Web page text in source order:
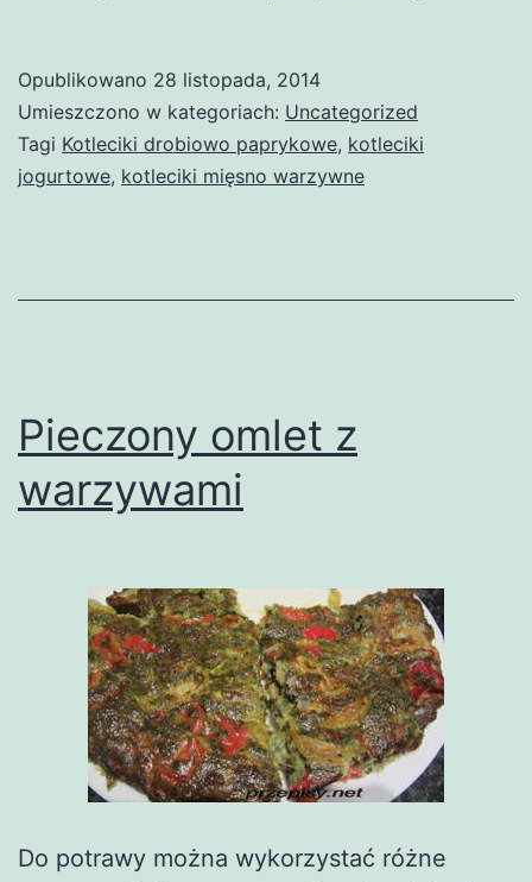
Opublikowano 28 listopada, 2014
Umieszczono w kategoriach: Uncategorized
Tagi Kotleciki drobiowo paprykowe, kotleciki
jogurtowe, kotleciki mięsno warzywne
Pieczony omlet z
warzywami
Do potrawy można wykorzystać różne